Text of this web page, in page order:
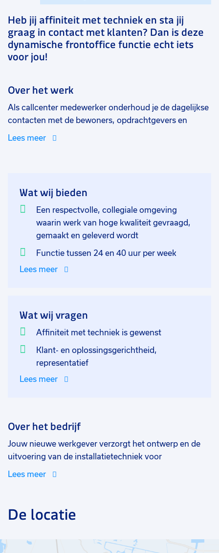
Heb jij affiniteit met techniek en sta jij
graag in contact met klanten? Dan is deze
dynamische frontoffice functie echt iets
voor jou!
Over het werk
Als callcenter medewerker onderhoud je de dagelijkse
contacten met de bewoners, opdrachtgevers en
monteurs op het gebied van service- en
een klantgericht persoon. Je begint onder begeleiding
eerst op de onderhoudslijn. Na enige maanden
inwerken mag je verder naar de storingslijn en mag je
ook avond en weekenddiensten werken. Je komt te
werken in een team van 29 collega's waar onderling
een gemoedelijke sfeer hangt. De werktijden wisselen
van ma tot en met vr tussen 08:00 en 17:30. In een
Lees meer
Wat wij bieden
Een respectvolle, collegiale omgeving
waarin werk van hoge kwaliteit gevraagd,
gemaakt en geleverd wordt
Functie tussen 24 en 40 uur per week
Lees meer
Wat wij vragen
Affiniteit met techniek is gewenst
Klant- en oplossingsgerichtheid,
representatief
Lees meer
Over het bedrijf
Jouw nieuwe werkgever verzorgt het ontwerp en de
uitvoering van de installatietechniek voor
grootschalige nieuwbouw- en renovatieprojecten.
of duurzame installaties zoals warmtepompen en
zonnepanelen. De afdeling waar jij komt te werken is
ruim 250.000 cv-installaties op afstand, dit doen ze
Lees meer
De locatie